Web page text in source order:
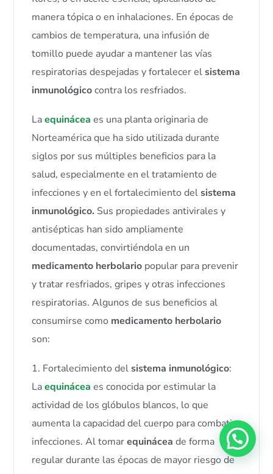
manera tópica o en inhalaciones. En épocas de
cambios de temperatura, una infusión de
tomillo puede ayudar a mantener las vías
respiratorias despejadas y fortalecer elsistema
inmunológicocontra los resfriados.
La equinácea es una planta originaria de
Norteamérica que ha sido utilizada durante
siglos por sus múltiples beneficios para la
salud, especialmente en el tratamiento de
infecciones y en el fortalecimiento delsistema
inmunológico. Sus propiedades antivirales y
antisépticas han sido ampliamente
documentadas, convirtiéndola en un
medicamento herbolario popular para prevenir
y tratar resfriados, gripes y otras infecciones
respiratorias. Algunos de sus beneficios al
consumirse como medicamento herbolario
son:
1. Fortalecimiento delsistema inmunológico:
Laequinácea es conocida por estimular la
actividad de los glóbulos blancos, lo que
aumenta la capacidad del cuerpo para combatir
infecciones. Al tomarequinácea de forma
regular durante las épocas de mayor riesgo de